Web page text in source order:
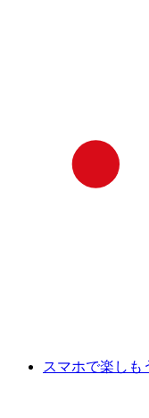
スマホで楽しも